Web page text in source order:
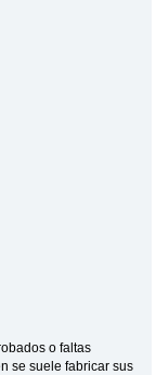
o faltas
se suele fabricar sus